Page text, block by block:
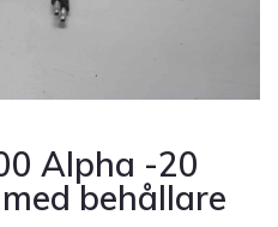
Alpha -20
behållare